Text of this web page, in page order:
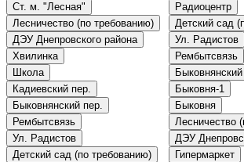
Ст. м. "Лесная"
Лесничество (по требованию)
ДЭУ Днепровского района
Хвилинка
Школа
Кадиевский пер.
Быковнянский пер.
Рембытсвязь
Ул. Радистов
Детский сад (по требованию)
Радиоцентр
Детский сад
Ул. Радистов
Рембытсвязь
Быковня-1
Быковня
Лесничество
ДЭУ
Гипермаркет